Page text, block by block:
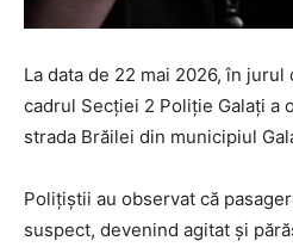
La data de 22 mai 2026, în
cadrul Secției 2 Poliție Galați a
strada Brăilei din municipiul
Polițiștii au observat că
suspect, devenind agitat și